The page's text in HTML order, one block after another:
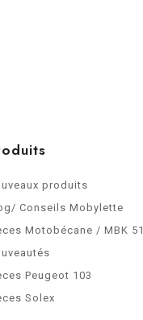
produits
Conseils Mobylette
Motobécane / MBK 51
Peugeot 103
Solex